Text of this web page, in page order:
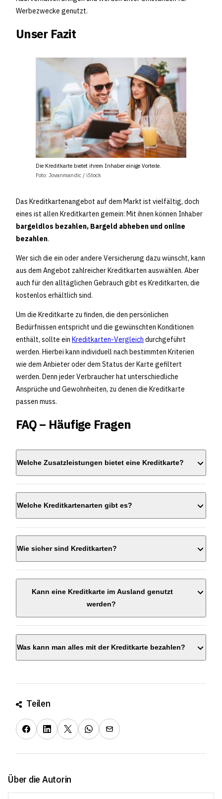
Werbezwecke genutzt.
Unser Fazit
Die Kreditkarte bietet ihrem Inhaber einige Vorteile.
Foto: Jovanmandic / iStock
Das Kreditkartenangebot auf dem Markt ist vielfältig, doch
eines ist allen Kreditkarten gemein: Mit ihnen können Inhaber
bargeldlos bezahlen, Bargeld abheben und online
bezahlen.
Wer sich die ein oder andere Versicherung dazu wünscht, kann
aus dem Angebot zahlreicher Kreditkarten auswählen. Aber
auch für den alltäglichen Gebrauch gibt es Kreditkarten, die
kostenlos erhältlich sind.
Um die Kreditkarte zu finden, die den persönlichen
Bedürfnissen entspricht und die gewünschten Konditionen
enthält, sollte ein Kreditkarten-Vergleich durchgeführt
werden. Hierbei kann individuell nach bestimmten Kriterien
wie dem Anbieter oder dem Status der Karte gefiltert
werden. Denn jeder Verbraucher hat unterschiedliche
Ansprüche und Gewohnheiten, zu denen die Kreditkarte
passen muss.
FAQ – Häufige Fragen
Welche Zusatzleistungen bietet eine Kreditkarte?
Welche Kreditkartenarten gibt es?
Wie sicher sind Kreditkarten?
Kann eine Kreditkarte im Ausland genutzt
werden?
Was kann man alles mit der Kreditkarte bezahlen?
Teilen
Über die Autorin